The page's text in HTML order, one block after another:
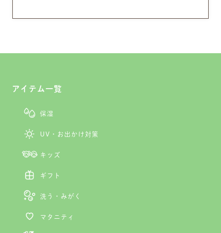
アイテム一覧
保湿
UV・お出かけ対策
キッズ
ギフト
洗う・みがく
マタニティ